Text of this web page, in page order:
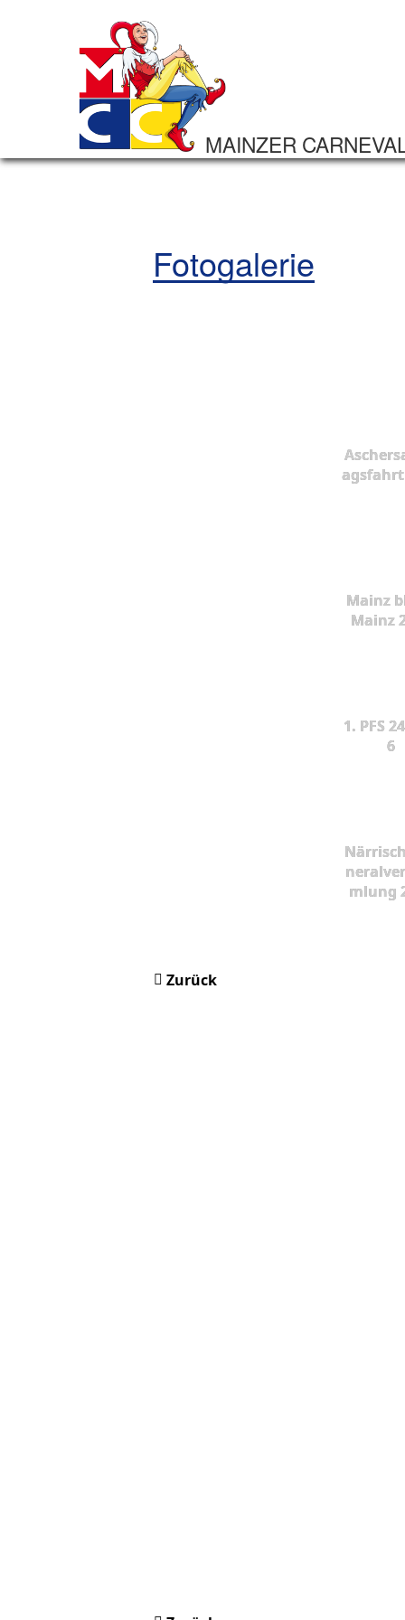
MAINZER
Fotogalerie
agsfahrt
Mainz
Mainz
1. PFS
6
mlung
Zurück